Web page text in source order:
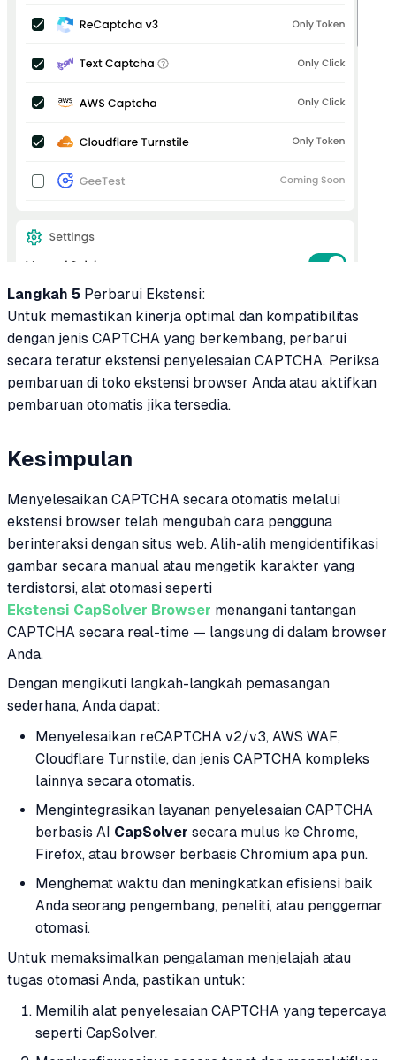
Langkah 5 Perbarui Ekstensi:
Untuk memastikan kinerja optimal dan kompatibilitas
dengan jenis CAPTCHA yang berkembang, perbarui
secara teratur ekstensi penyelesaian CAPTCHA. Periksa
pembaruan di toko ekstensi browser Anda atau aktifkan
pembaruan otomatis jika tersedia.
Kesimpulan
Menyelesaikan CAPTCHA secara otomatis melalui
ekstensi browser telah mengubah cara pengguna
berinteraksi dengan situs web. Alih-alih mengidentifikasi
gambar secara manual atau mengetik karakter yang
terdistorsi, alat otomasi seperti
Ekstensi CapSolver Browser menangani tantangan
CAPTCHA secara real-time — langsung di dalam browser
Anda.
Dengan mengikuti langkah-langkah pemasangan
sederhana, Anda dapat:
Menyelesaikan reCAPTCHA v2/v3, AWS WAF,
Cloudflare Turnstile, dan jenis CAPTCHA kompleks
lainnya secara otomatis.
Mengintegrasikan layanan penyelesaian CAPTCHA
berbasis AI CapSolver secara mulus ke Chrome,
Firefox, atau browser berbasis Chromium apa pun.
Menghemat waktu dan meningkatkan efisiensi baik
Anda seorang pengembang, peneliti, atau penggemar
otomasi.
Untuk memaksimalkan pengalaman menjelajah atau
tugas otomasi Anda, pastikan untuk:
Memilih alat penyelesaian CAPTCHA yang tepercaya
seperti CapSolver.